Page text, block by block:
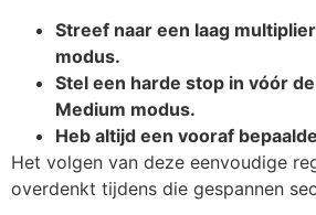
Streef naar een laag
modus.
Stel een harde stop in vóór
Medium modus.
Heb altijd een vooraf
Het volgen van deze eenvoudige
overdenkt tijdens die gespannen